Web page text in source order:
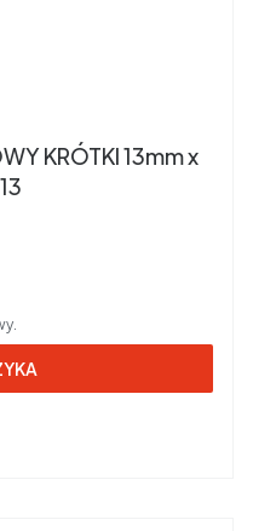
KRÓTKI 13mm x